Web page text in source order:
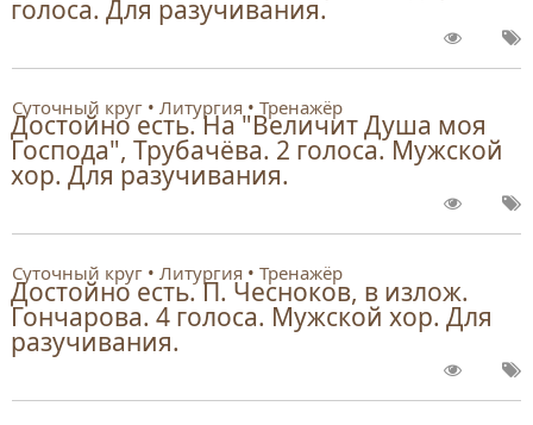
голоса. Для разучивания.
Суточный круг Литургия Тренажёр
Достойно есть. На "Величит Душа моя
Господа", Трубачёва. 2 голоса. Мужской
хор. Для разучивания.
Суточный круг Литургия Тренажёр
Достойно есть. П. Чесноков, в излож.
Гончарова. 4 голоса. Мужской хор. Для
разучивания.